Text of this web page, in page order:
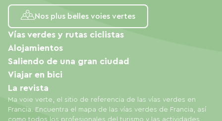
Nos plus belles voies vertes
Ma voie verte, el sitio de referencia de las vías verdes en
Francia. Encuentra el mapa de las vías verdes de Francia, así
como todos los profesionales del turismo y las actividades
Vías verdes y rutas ciclistas
Alojamientos
Saliendo de una gran ciudad
Viajar en bici
La revista